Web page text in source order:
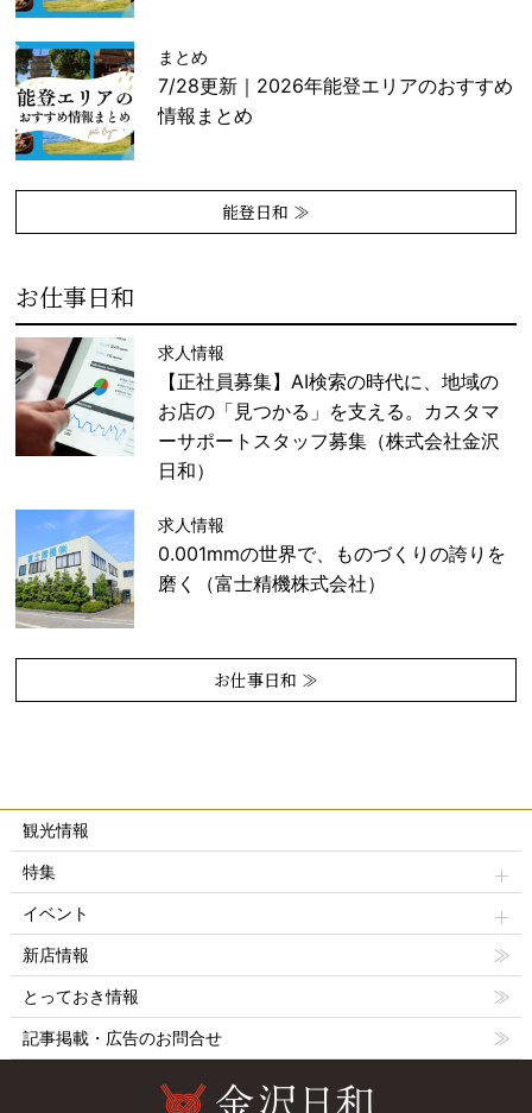
まとめ
7/28更新｜2026年能登エリアのおすすめ
情報まとめ
能登日和 ≫
お仕事日和
求人情報
【正社員募集】AI検索の時代に、地域の
お店の「見つかる」を支える。カスタマ
ーサポートスタッフ募集（株式会社金沢
日和）
求人情報
0.001mmの世界で、ものづくりの誇りを
磨く（富士精機株式会社）
お仕事日和 ≫
観光情報
特集
イベント
新店情報
とっておき情報
記事掲載・広告のお問合せ